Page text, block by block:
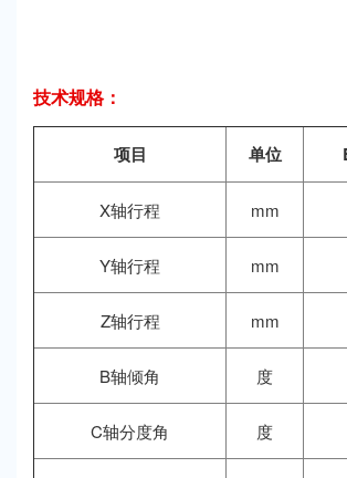
技术规格：
项目 单位
X轴行程 mm
Y轴行程 mm
Z轴行程 mm
B轴倾角 度
C轴分度角 度